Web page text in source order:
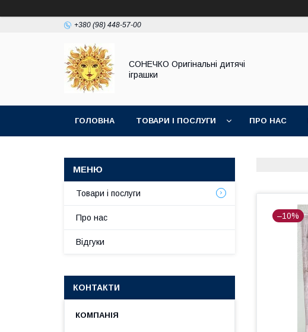
+380 (98) 448-57-00
СОНЕЧКО Оригінальні дитячі
іграшки
ГОЛОВНА ТОВАРИ І ПОСЛУГИ ПРО НАС
–10%
Товари і послуги
Про нас
Відгуки
КОНТАКТИ